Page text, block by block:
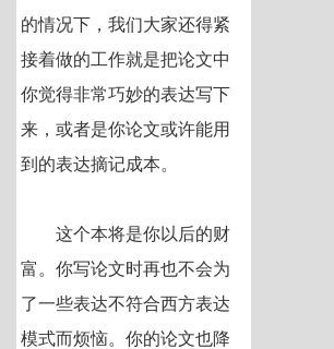
的情况下，我们大家还得紧
接着做的工作就是把论文中
你觉得非常巧妙的表达写下
来，或者是你论文或许能用
到的表达摘记成本。
这个本将是你以后的财
富。你写论文时再也不会为
了一些表达不符合西方表达
模式而烦恼。你的论文也降